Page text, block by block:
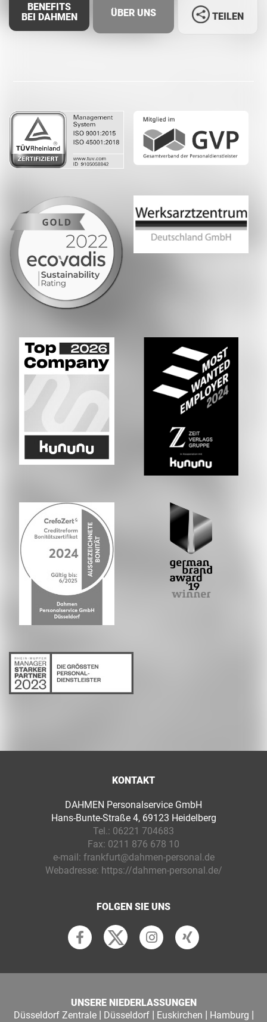
BENEFITS
BEI DAHMEN
ÜBER UNS TEILEN
KONTAKT
DAHMEN Personalservice GmbH
Hans-Bunte-Straße 4, 69123 Heidelberg
Tel.: 06221 704683
Fax: 0211 876 678 10
e-mail: frankfurt@dahmen-personal.de
Webadresse: https://dahmen-personal.de/
FOLGEN SIE UNS
UNSERE NIEDERLASSUNGEN
Düsseldorf Zentrale| Düsseldorf| Euskirchen | Hamburg |